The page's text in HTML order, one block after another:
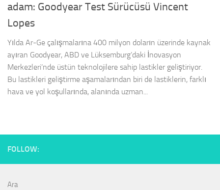
adam: Goodyear Test Sürücüsü Vincent
Lopes
Yılda Ar-Ge çalışmalarına 400 milyon doların üzerinde kaynak
ayıran Goodyear, ABD ve Lüksemburg’daki İnovasyon
Merkezleri’nde üstün teknolojilere sahip lastikler geliştiriyor.
Bu lastikleri geliştirme aşamalarından biri de lastiklerin, farklı
hava ve yol koşullarında, alanında uzman...
FOLLOW:
Ara